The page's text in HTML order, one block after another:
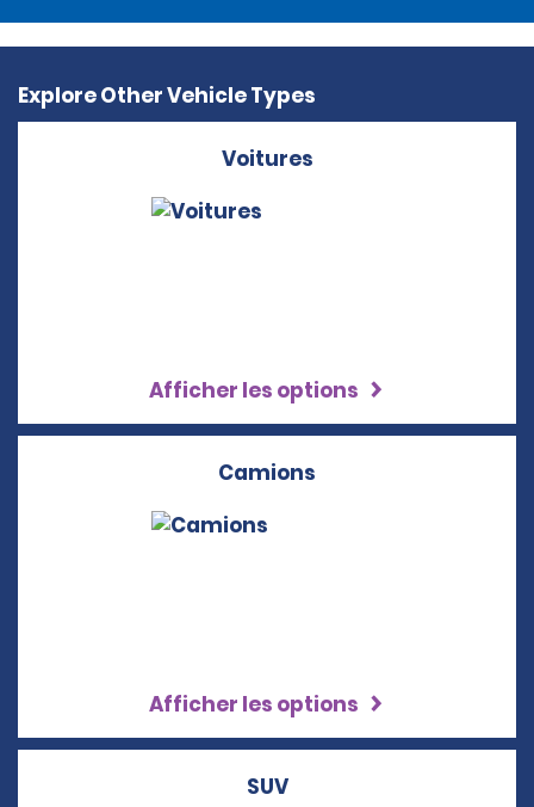
Explore Other Vehicle Types
Voitures
Afficher les options
Camions
Afficher les options
SUV